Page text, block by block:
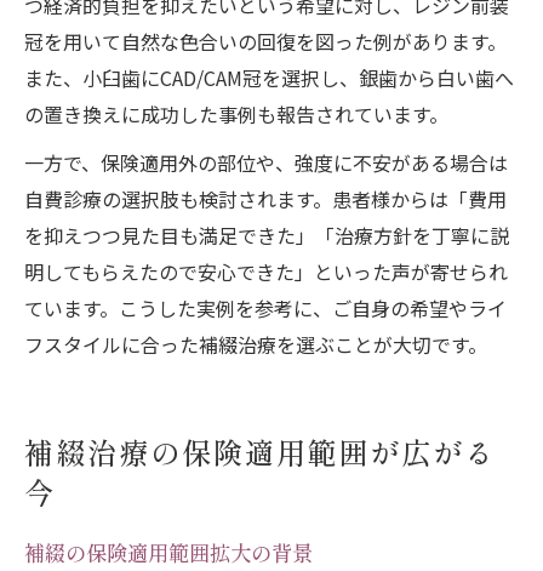
冠を用いて自然な色合いの回復を図った例があります。
また、小臼歯にCAD/CAM冠を選択し、銀歯から白い歯へ
の置き換えに成功した事例も報告されています。
一方で、保険適用外の部位や、強度に不安がある場合は
自費診療の選択肢も検討されます。患者様からは「費用
を抑えつつ見た目も満足できた」「治療方針を丁寧に説
明してもらえたので安心できた」といった声が寄せられ
ています。こうした実例を参考に、ご自身の希望やライ
フスタイルに合った補綴治療を選ぶことが大切です。
補綴治療の保険適用範囲が広がる
今
補綴の保険適用範囲拡大の背景